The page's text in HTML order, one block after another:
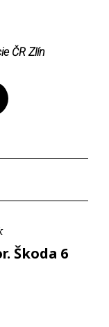
ČR Zlín
Škoda 6